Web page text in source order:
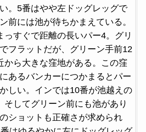
。5番はやや左ドッグレッグで
前には池が待ちかまえている。
っすぐで距離の長いパー4。グリ
フラットだが、グリーン手前12
から大きな窪地がある。この窪
あるバンカーにつかまるとパー
しい。インでは10番が池越えの
そしてグリーン前にも池があり
ショットも正確さが求められ